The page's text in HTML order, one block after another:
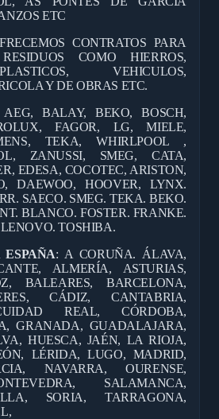
ETC
CONTRATOS PARA
COMO HIERROS,
VEHICULOS,
Y DE OBRAS ETC.
AEG, BALAY, BEKO, BOSCH,
FAGOR, LG, MIELE,
TEKA, WHIRLPOOL ,
ZANUSSI, SMEG, CATA,
EDESA, COCOTEC, ARISTON,
DAEWOO, HOOVER, LYNX.
SAECO. SMEG. TEKA. BEKO.
BLANCO. FOSTER. FRANKE.
TOSHIBA.
: A CORUÑA. ÁLAVA,
ALMERÍA, ASTURIAS,
BALEARES, BARCELONA,
CÁDIZ, CANTABRIA,
REAL, CÓRDOBA,
GRANADA, GUADALAJARA,
HUESCA, JAÉN, LA RIOJA,
LÉRIDA, LUGO, MADRID,
NAVARRA, OURENSE,
SALAMANCA,
SORIA, TARRAGONA,